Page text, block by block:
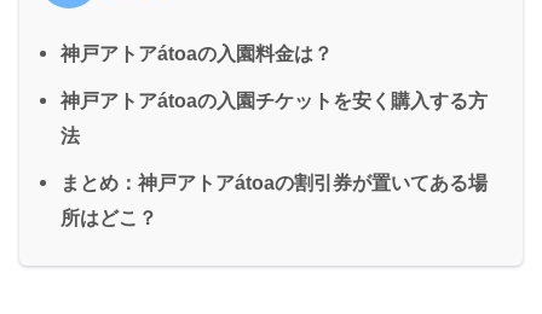
神戸アトアátoaの入園料金は？
神戸アトアátoaの入園チケットを安く購入する方
法
まとめ：神戸アトアátoaの割引券が置いてある場
所はどこ？